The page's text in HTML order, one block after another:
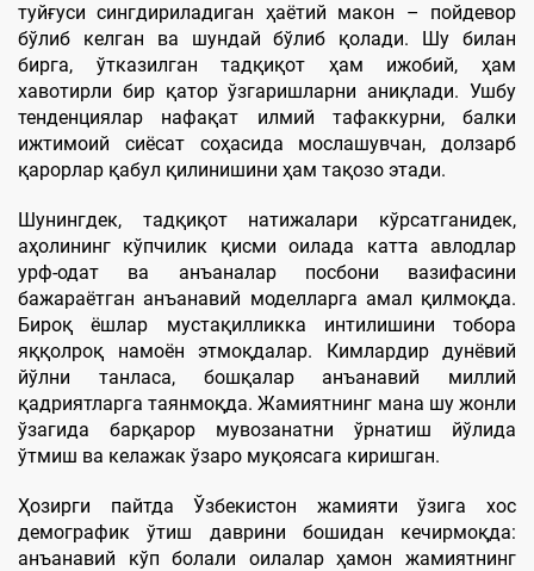
туйғуси сингдириладиган ҳаётий макон – пойдевор
бўлиб келган ва шундай бўлиб қолади. Шу билан
бирга, ўтказилган тадқиқот ҳам ижобий, ҳам
хавотирли бир қатор ўзгаришларни аниқлади. Ушбу
тенденциялар нафақат илмий тафаккурни, балки
ижтимоий сиёсат соҳасида мослашувчан, долзарб
қарорлар қабул қилинишини ҳам тақозо этади.
Шунингдек, тадқиқот натижалари кўрсатганидек,
аҳолининг кўпчилик қисми оилада катта авлодлар
урф-одат ва анъаналар посбони вазифасини
бажараётган анъанавий моделларга амал қилмоқда.
Бироқ ёшлар мустақилликка интилишини тобора
яққолроқ намоён этмоқдалар. Кимлардир дунёвий
йўлни танласа, бошқалар анъанавий миллий
қадриятларга таянмоқда. Жамиятнинг мана шу жонли
ўзагида барқарор мувозанатни ўрнатиш йўлида
ўтмиш ва келажак ўзаро муқоясага киришган.
Ҳозирги пайтда Ўзбекистон жамияти ўзига хос
демографик ўтиш даврини бошидан кечирмоқда:
анъанавий кўп болали оилалар ҳамон жамиятнинг